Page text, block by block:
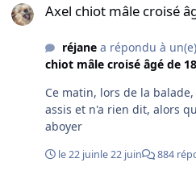
Axel chiot mâle croisé
réjanea répondu à
chiot mâle croisé âgé de
Ce matin, lors de la
assis et n'a rien dit, alors
aboyer
le 22 juinle 22 juin 884